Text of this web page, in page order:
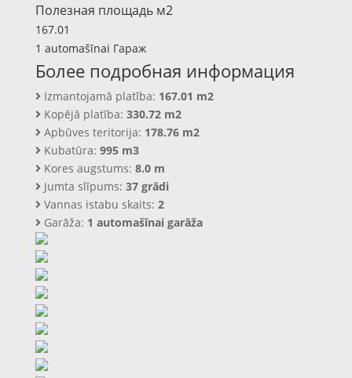
Полезная площадь м2
167.01
1 automašīnai Гараж
Более подробная информация
Izmantojamā platība: 167.01 m2
Kopējā platība: 330.72 m2
Apbūves teritorija: 178.76 m2
Kubatūra: 995 m3
Kores augstums: 8.0 m
Jumta slīpums: 37 grādi
Vannas istabu skaits: 2
Garāža: 1 automašīnai garāža